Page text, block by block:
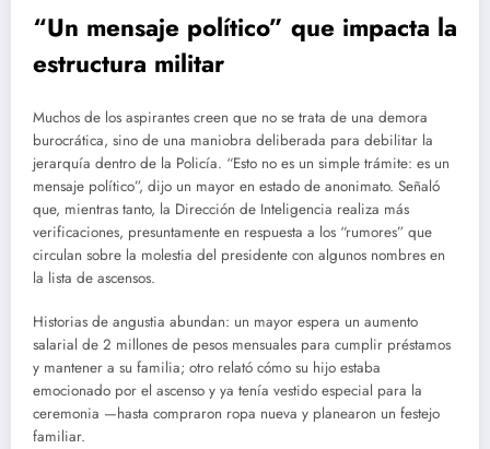
“Un mensaje político” que impacta la
estructura militar
Muchos de los aspirantes creen que no se trata de una demora
burocrática, sino de una maniobra deliberada para debilitar la
jerarquía dentro de la Policía. “Esto no es un simple trámite: es un
mensaje político”, dijo un mayor en estado de anonimato. Señaló
que, mientras tanto, la Dirección de Inteligencia realiza más
verificaciones, presuntamente en respuesta a los “rumores” que
circulan sobre la molestia del presidente con algunos nombres en
la lista de ascensos.
Historias de angustia abundan: un mayor espera un aumento
salarial de 2 millones de pesos mensuales para cumplir préstamos
y mantener a su familia; otro relató cómo su hijo estaba
emocionado por el ascenso y ya tenía vestido especial para la
ceremonia —hasta compraron ropa nueva y planearon un festejo
familiar.